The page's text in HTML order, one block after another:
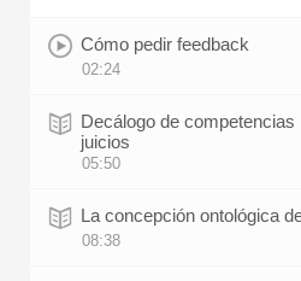
Cómo pedir feedback
02:24
Decálogo de competencias
juicios
05:50
La concepción ontológica
08:38